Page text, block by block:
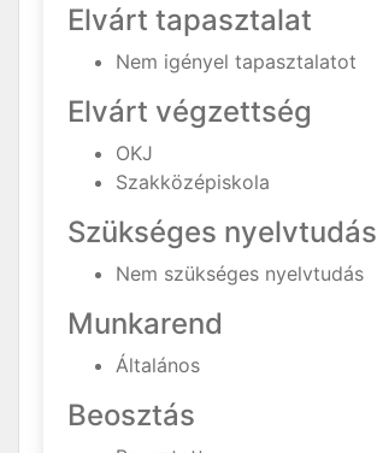
Elvárt tapasztalat
Nem igényel tapasztalatot
Elvárt végzettség
OKJ
Szakközépiskola
Szükséges nyelvtudás
Nem szükséges nyelvtudás
Munkarend
Általános
Beosztás